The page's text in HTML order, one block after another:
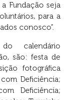
Fundação seja
para a
conosco”.
calendário
são: festa de
fotográfica
Deficiência;
Deficiência;